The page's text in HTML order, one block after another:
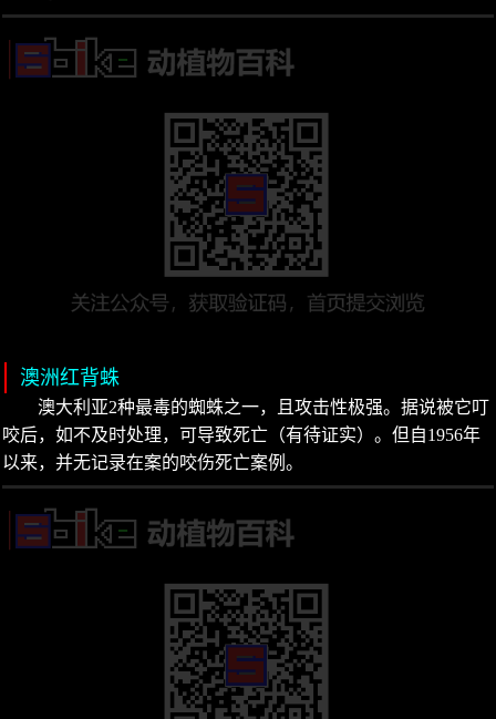
澳洲红背蛛
澳大利亚2种最毒的蜘蛛之一，且攻击性极强。据说被它叮
咬后，如不及时处理，可导致死亡（有待证实）。但自1956年
以来，并无记录在案的咬伤死亡案例。